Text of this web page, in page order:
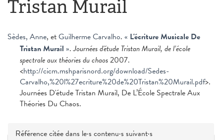
Tristan Murail
Sèdes, Anne, etGuilherme Carvalho. « L'écriture Musicale De
Tristan Murail ».Journées d'étude Tristan Murail, de l’école
spectrale aux théories du chaos2007.
<http://cicm.mshparisnord.org/download/Sedes-
Carvalho,%20l%27ecriture%20de%20Tristan%20Murail.pdf>.
Journées D'étude Tristan Murail, De L’École Spectrale Aux
Théories Du Chaos.
Masquer
Référence citée dans le·s contenu·s suivant·s